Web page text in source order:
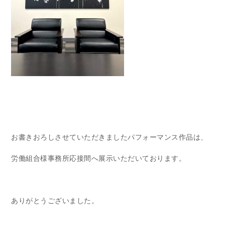
お書きおろしさせていただきましたパフォーマンス作品は、
労働組合様事務所応接間へ展示いただいております。
ありがとうございました。